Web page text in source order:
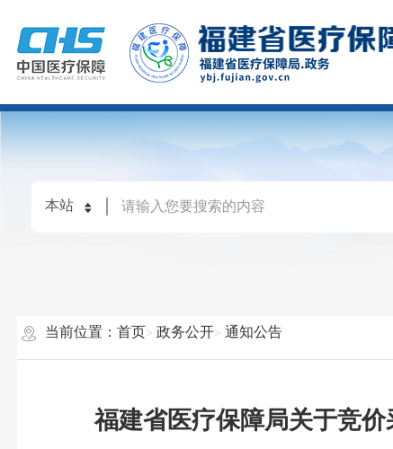
当前位置： 首页 政务公开 通知公告
福建省医疗保障局关于竞